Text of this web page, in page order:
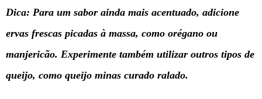
Dica: Para um sabor ainda mais acentuado, adicione
ervas frescas picadas à massa, como orégano ou
manjericão. Experimente também utilizar outros tipos de
queijo, como queijo minas curado ralado.